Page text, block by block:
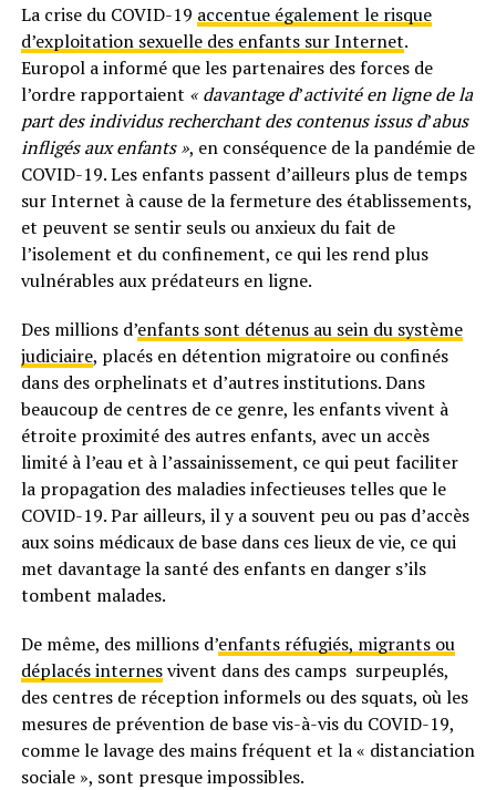
La crise du COVID-19 accentue également le risque
d’exploitation sexuelle des enfants sur Internet.
Europol a informé que les partenaires des forces de
l’ordre rapportaient « davantage d’activité en ligne de la
part des individus recherchant des contenus issus d’abus
infligés aux enfants », en conséquence de la pandémie de
COVID-19. Les enfants passent d’ailleurs plus de temps
sur Internet à cause de la fermeture des établissements,
et peuvent se sentir seuls ou anxieux du fait de
l’isolement et du confinement, ce qui les rend plus
vulnérables aux prédateurs en ligne.
Des millions d’enfants sont détenus au sein du système
judiciaire, placés en détention migratoire ou confinés
dans des orphelinats et d’autres institutions. Dans
beaucoup de centres de ce genre, les enfants vivent à
étroite proximité des autres enfants, avec un accès
limité à l’eau et à l’assainissement, ce qui peut faciliter
la propagation des maladies infectieuses telles que le
COVID-19. Par ailleurs, il y a souvent peu ou pas d’accès
aux soins médicaux de base dans ces lieux de vie, ce qui
met davantage la santé des enfants en danger s’ils
tombent malades.
De même, des millions d’enfants réfugiés, migrants ou
déplacés internesvivent dans des camps surpeuplés,
des centres de réception informels ou des squats, où les
mesures de prévention de base vis-à-vis du COVID-19,
comme le lavage des mains fréquent et la « distanciation
sociale », sont presque impossibles.